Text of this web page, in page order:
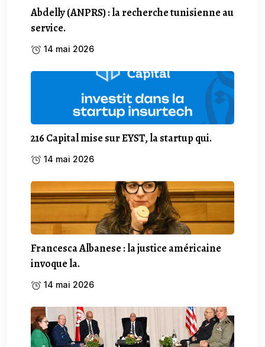
Abdelly (ANPRS) : la recherche tunisienne au
service.
14 mai 2026
216 Capital mise sur EYST, la startup qui.
14 mai 2026
Francesca Albanese : la justice américaine
invoque la.
14 mai 2026